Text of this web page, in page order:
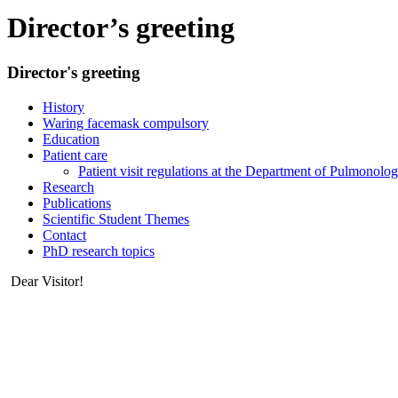
Director’s greeting
Director's greeting
History
Waring facemask compulsory
Education
Patient care
Patient visit regulations at the Department of
Research
Publications
Scientific Student Themes
Contact
PhD research topics
Dear Visitor!